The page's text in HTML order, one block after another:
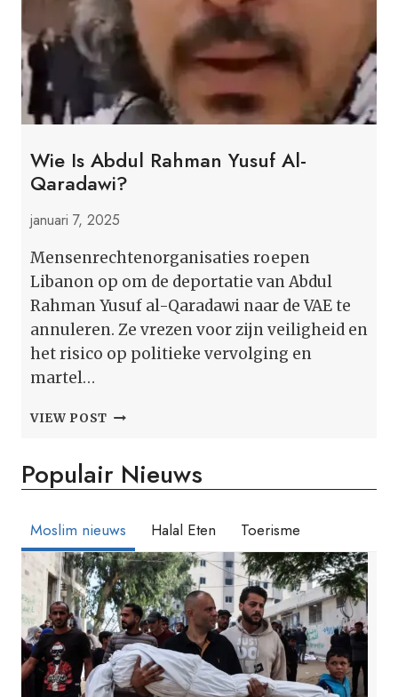
Wie Is Abdul Rahman Yusuf Al-
Qaradawi?
januari 7, 2025
Mensenrechtenorganisaties roepen
Libanon op om de deportatie van Abdul
Rahman Yusuf al-Qaradawi naar de VAE te
annuleren. Ze vrezen voor zijn veiligheid en
het risico op politieke vervolging en
martel…
VIEW POST WIE
RAHMAN
YUSUF
QARADAWI?
Populair Nieuws
Moslim nieuws Halal Eten Toerisme